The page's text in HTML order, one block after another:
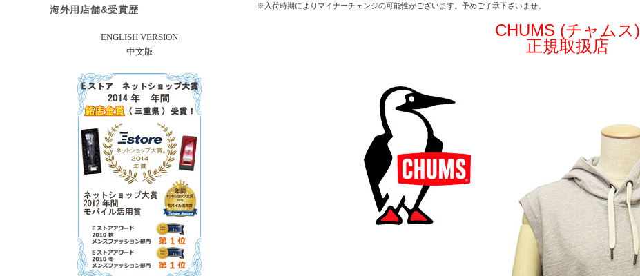
※入荷時期によりマイナーチェンジの可能性がございます。予めご了承下さいませ。
CHUMS (チャムス)
正規取扱店
海外用店舗&受賞歴
ENGLISH VERSION
中文版